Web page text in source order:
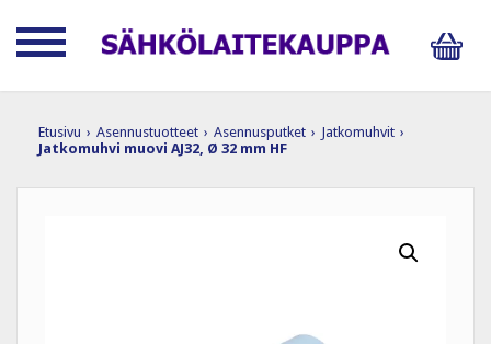
Etusivu › Asennustuotteet › Asennusputket › Jatkomuhvit ›
Jatkomuhvi muovi AJ32, Ø 32 mm HF